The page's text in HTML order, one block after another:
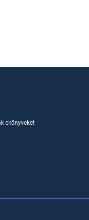
ekönyveket